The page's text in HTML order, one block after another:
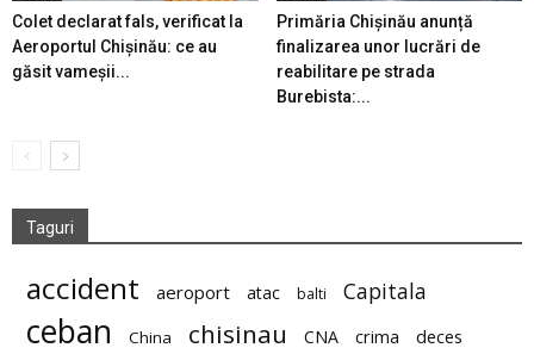
Colet declarat fals, verificat la
Aeroportul Chișinău: ce au
găsit vameșii...
Primăria Chișinău anunță
finalizarea unor lucrări de
reabilitare pe strada
Burebista:...
Taguri
accident aeroport atac balti Capitala
ceban China chisinau CNA crima deces